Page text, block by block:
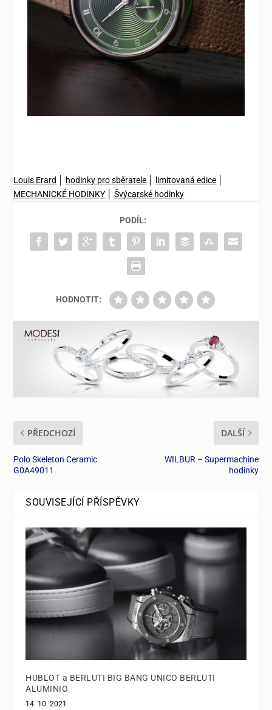
Louis Erard hodinky pro sběratele limitovaná edice
MECHANICKÉ HODINKY │Švýcarské hodinky
PODÍL:
HODNOTIT:
PŘEDCHOZÍ
Polo Skeleton Ceramic
G0A49011
DALŠÍ
WILBUR – Supermachine
hodinky
SOUVISEJÍCÍ PŘÍSPĚVKY
HUBLOT a BERLUTI BIG BANG UNICO BERLUTI
ALUMINIO
14. 10. 2021